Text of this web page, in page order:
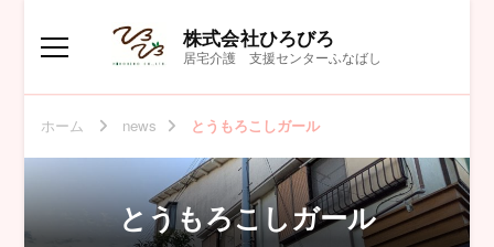
株式会社ひろびろ
居宅介護 支援センターふなばし
ホーム news とうもろこしガール
とうもろこしガール